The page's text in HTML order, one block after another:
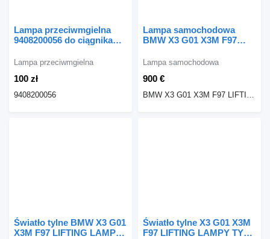
Lampa przeciwmgielna
9408200056 do ciągnika
Benz AXOR / ATEGO
100 zł
Lampa przeciwmgielna
9408200056
Lampa samochodowa
BMW X3 G01 X3M F97
KOMPLET H3946305110
samochodu BMW BMW X3
G01 X3M F97 LIFTING
900 €
Lampa samochodowa
BMW X3 G01 X3M F97 LIFTING LAMPY TYŁ KOMPLET H3946305110 H4946305210 H3946304711 H4946304811
Światło tylne BMW X3 G01
X3M F97 LIFTING LAMPA
Światło tylne X3 G01 X3M
F97 LIFTING LAMPY TYŁ